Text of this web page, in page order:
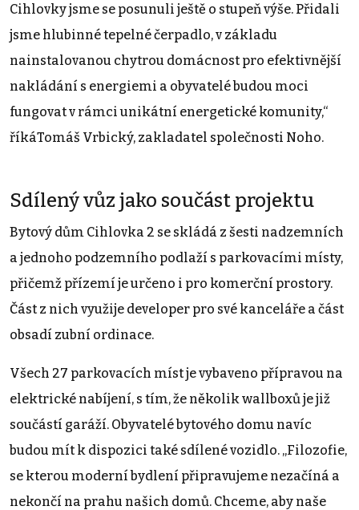
Cihlovky jsme se posunuli ještě o stupeň výše. Přidali
jsme hlubinné tepelné čerpadlo, v základu
nainstalovanou chytrou domácnost pro efektivnější
nakládání s energiemi a obyvatelé budou moci
fungovat v rámci unikátní energetické komunity,“
říkáTomáš Vrbický, zakladatel společnosti Noho.
Sdílený vůz jako součást projektu
Bytový dům Cihlovka 2 se skládá z šesti nadzemních
a jednoho podzemního podlaží s parkovacími místy,
přičemž přízemí je určeno i pro komerční prostory.
Část z nich využije developer pro své kanceláře a část
obsadí zubní ordinace.
Všech 27 parkovacích míst je vybaveno přípravou na
elektrické nabíjení, s tím, že několik wallboxů je již
součástí garáží. Obyvatelé bytového domu navíc
budou mít k dispozici také sdílené vozidlo. „Filozofie,
se kterou moderní bydlení připravujeme nezačíná a
nekončí na prahu našich domů. Chceme, aby naše